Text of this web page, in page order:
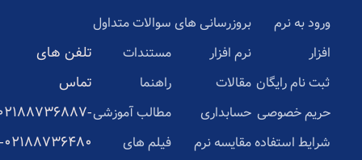
ورود به نرم
افزار
ثبت نام رایگان
حریم خصوصی
شرایط استفاده
بروزرسانی های
نرم افزار
مقالات
حسابداری
مقایسه نرم
سوالات متداول
مستندات
راهنما
مطالب آموزشی
فیلم های
تلفن های
تماس
02188736480-